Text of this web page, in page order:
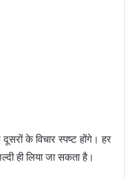
के विचार स्पष्ट होंगे। हर
ही लिया जा सकता है।